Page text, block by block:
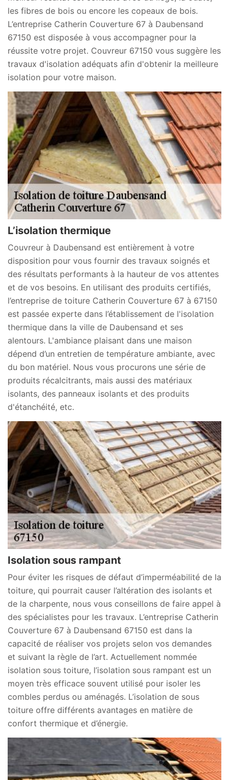
les fibres de bois ou encore les copeaux de bois.
L’entreprise Catherin Couverture 67 à Daubensand
67150 est disposée à vous accompagner pour la
réussite votre projet. Couvreur 67150 vous suggère les
travaux d'isolation adéquats afin d'obtenir la meilleure
isolation pour votre maison.
L’isolation thermique
Couvreur à Daubensand est entièrement à votre
disposition pour vous fournir des travaux soignés et
des résultats performants à la hauteur de vos attentes
et de vos besoins. En utilisant des produits certifiés,
l’entreprise de toiture Catherin Couverture 67 à 67150
est passée experte dans l’établissement de l'isolation
thermique dans la ville de Daubensand et ses
alentours. L'ambiance plaisant dans une maison
dépend d’un entretien de température ambiante, avec
du bon matériel. Nous vous procurons une série de
produits récalcitrants, mais aussi des matériaux
isolants, des panneaux isolants et des produits
d'étanchéité, etc.
Isolation sous rampant
Pour éviter les risques de défaut d’imperméabilité de la
toiture, qui pourrait causer l’altération des isolants et
de la charpente, nous vous conseillons de faire appel à
des spécialistes pour les travaux. L’entreprise Catherin
Couverture 67 à Daubensand 67150 est dans la
capacité de réaliser vos projets selon vos demandes
et suivant la règle de l’art. Actuellement nommée
isolation sous toiture, l’isolation sous rampant est un
moyen très efficace souvent utilisé pour isoler les
combles perdus ou aménagés. L’isolation de sous
toiture offre différents avantages en matière de
confort thermique et d’énergie.